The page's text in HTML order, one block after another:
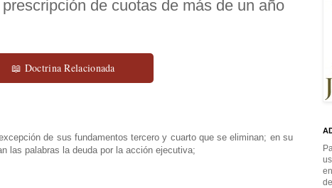
de cuotas de más de un año
📖 Doctrina Relacionada
de sus fundamentos tercero y cuarto que se eliminan; en su
las palabras la deuda por la acción ejecutiva;